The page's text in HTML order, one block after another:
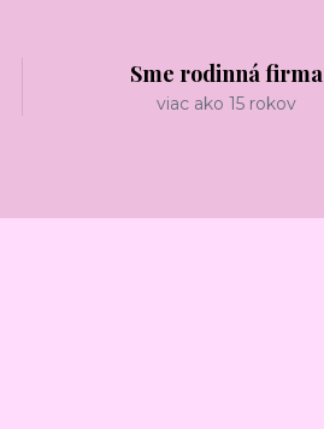
Sme rodinná firma
viac ako 15 rokov